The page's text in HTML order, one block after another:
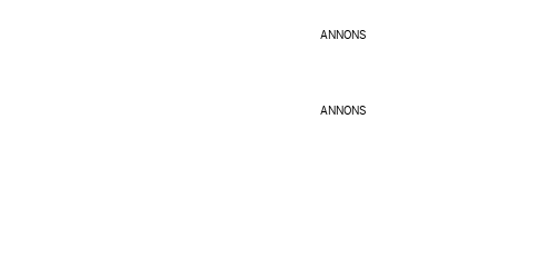
ANNONS
ANNONS